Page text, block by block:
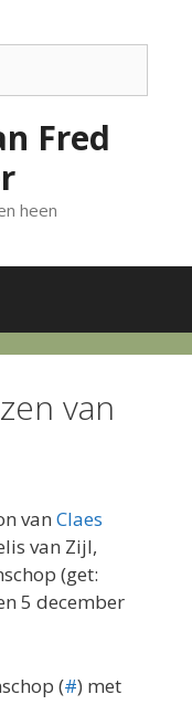
Fred
heen
van
van Claes
van Zijl,
(get:
5 december
(#) met